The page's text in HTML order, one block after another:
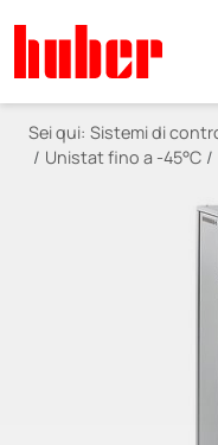
Sei qui: Sistemi di
Unistat fino a -45°C